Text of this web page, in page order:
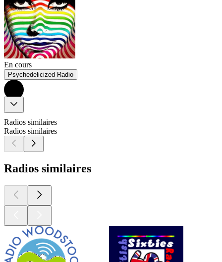
En cours
Psychedelicized Radio
Radios similaires
Radios similaires
Radios similaires